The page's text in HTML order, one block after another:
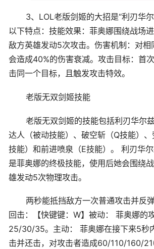
3、LOL老版剑姬的大招是“利刃华
以下特点：技能效果：菲奥娜围绕战场
敌方英雄发动5次攻击。伤害机制：对相
会造成40%的伤害衰减。攻击目标：首
击同一个目标，且触发攻击特效。
老版无双剑姬技能
老版无双剑姬的技能包括利刃华尔
达人（被动技能）、破空斩（Q技能）
技能）和前进喷泉（E技能）。 利刃华
是菲奥娜的终极技能，使用后她会围绕
雄发动5次物理攻击。
两秒能抵挡敌方一次普通攻击并反
回击：【快键键：W】被动： 菲奥娜的
25/30/35。主动： 菲奥娜在接下来5秒
击并还击，对攻击者造成60/110/160/